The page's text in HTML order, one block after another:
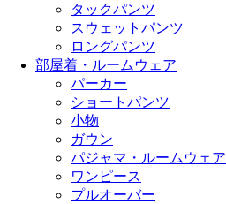
タックパンツ
スウェットパンツ
ロングパンツ
部屋着・ルームウェア
パーカー
ショートパンツ
小物
ガウン
パジャマ・ルームウェア
ワンピース
プルオーバー